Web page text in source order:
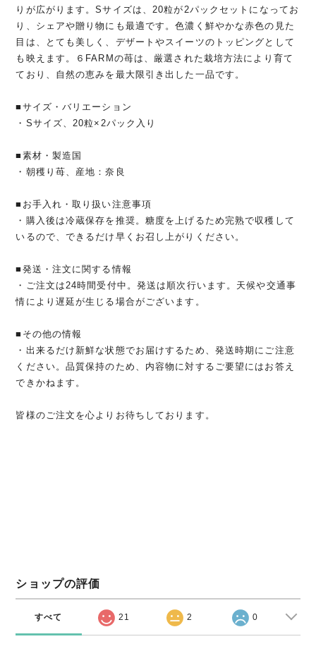
りが広がります。Sサイズは、20粒が2パックセットになってお
り、シェアや贈り物にも最適です。色濃く鮮やかな赤色の見た
目は、とても美しく、デザートやスイーツのトッピングとして
も映えます。６FARMの苺は、厳選された栽培方法により育て
ており、自然の恵みを最大限引き出した一品です。
■サイズ・バリエーション
・Sサイズ、20粒×2パック入り
■素材・製造国
・朝穫り苺、産地：奈良
■お手入れ・取り扱い注意事項
・購入後は冷蔵保存を推奨。糖度を上げるため完熟で収穫して
いるので、できるだけ早くお召し上がりください。
■発送・注文に関する情報
・ご注文は24時間受付中。発送は順次行います。天候や交通事
情により遅延が生じる場合がございます。
■その他の情報
・出来るだけ新鮮な状態でお届けするため、発送時期にご注意
ください。品質保持のため、内容物に対するご要望にはお答え
できかねます。
皆様のご注文を心よりお待ちしております。
ショップの評価
すべて 21 2 0